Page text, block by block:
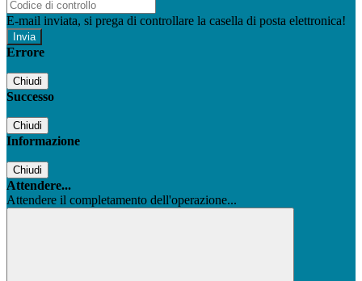
E-mail inviata, si prega di controllare la casella di posta elettronica!
Errore
Chiudi
Successo
Chiudi
Informazione
Chiudi
Attendere...
Attendere il completamento dell'operazione...